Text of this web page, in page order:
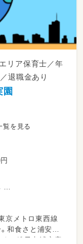
リア保育士／年
退職金あり
園
覧を見る
回するため、
くさん触れ合え
和食さと浦安店、
すし銚子丸浦安店